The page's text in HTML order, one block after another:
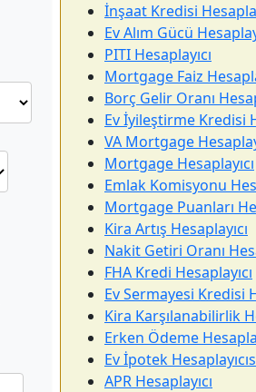
İnşaat Kredisi
Ev Alım Gücü
PITI Hesaplayıcı
Mortgage Faiz
Borç Gelir Oranı
Ev İyileştirme Kredisi
VA Mortgage
Mortgage Hesaplayıcı
Emlak Komisyonu
Mortgage Puanları
Kira Artış Hesaplayıcı
Nakit Getiri Oranı
FHA Kredi Hesaplayıcı
Ev Sermayesi Kredisi
Kira Karşılanabilirlik
Erken Ödeme
Ev İpotek
APR Hesaplayıcı